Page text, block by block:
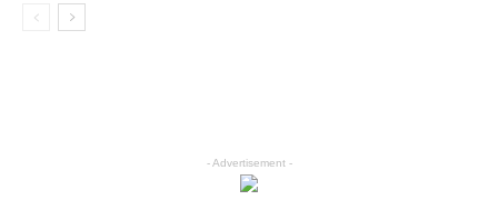
- Advertisement -